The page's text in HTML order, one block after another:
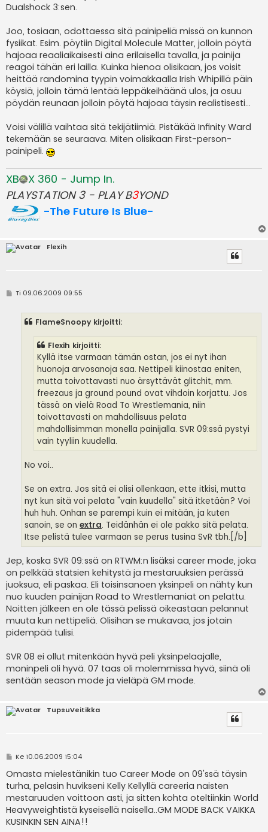
Dualshock 3:sen.
Joo, tosiaan, odottaessa sitä painipeliä missä on kunnon
fysiikat. Esim. pöytiin Digital Molecule Matter, jolloin pöytä
hajoaa reaaliaikaisesti aina erilaisella tavalla, ja painija
reagoi tähän eri lailla. Kuinka hienoa olisikaan, jos voisit
heittää randomina tyypin voimakkaalla Irish Whipillä päin
köysiä, jolloin tämä lentää leppäkeihäänä ulos, ja osuu
pöydän reunaan jolloin pöytä hajoaa täysin realistisesti...
Voisi välillä vaihtaa sitä tekijätiimiä. Pistäkää Infinity Ward
tekemään se seuraava. Miten olisikaan First-person-
painipeli.
XB
X 360 - Jump In.
PLAYSTATION 3 - PLAY B3YOND
-The Future Is Blue-
Flexih
VTi 09.06.2009 09:55
FlameSnoopy kirjoitti:
Flexih kirjoitti:
Kyllä itse varmaan tämän ostan, jos ei nyt ihan
huonoja arvosanoja saa. Nettipeli kiinostaa eniten,
mutta toivottavasti nuo ärsyttävät glitchit, mm.
freezaus ja ground pound ovat vihdoin korjattu. Jos
tässä on vielä Road To Wrestlemania, niin
toivottavasti on mahdollisuus pelata
mahdollisimman monella painijalla. SVR 09:ssä pystyi
vain tyyliin kuudella.
No voi..
Se on extra. Jos sitä ei olisi ollenkaan, ette itkisi, mutta
nyt kun sitä voi pelata "vain kuudella" sitä itketään? Voi
huh huh. Onhan se parempi kuin ei mitään, ja kuten
sanoin, se on extra. Teidänhän ei ole pakko sitä pelata.
Itse pelistä tulee varmaan se perus tusina SvR tbh.[/b]
Jep, koska SVR 09:ssä on RTWM:n lisäksi career mode, joka
on pelkkää statsien kehitystä ja mestaruuksien perässä
juoksua, eli paskaa. Eli toisinsanoen yksinpeli on nähty kun
nuo kuuden painijan Road to Wrestlemaniat on pelattu.
Noitten jälkeen en ole tässä pelissä oikeastaan pelannut
muuta kun nettipeliä. Olisihan se mukavaa, jos jotain
pidempää tulisi.
SVR 08 ei ollut mitenkään hyvä peli yksinpelaajalle,
moninpeli oli hyvä. 07 taas oli molemmissa hyvä, siinä oli
sentään season mode ja vieläpä GM mode.
TupsuVeitikka
V
e
s
t
i
Ke 10.06.2009 15:04
Omasta mielestänikin tuo Career Mode on 09'ssä täysin
turha, pelasin huvikseni Kelly Kellyllä careeria naisten
mestaruuden voittoon asti, ja sitten kohta oteltiinkin World
Heavyweightistä kyseisellä naisella..GM MODE BACK VAIKKA
KUSINKIN SEN AINA!!